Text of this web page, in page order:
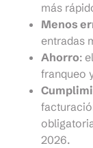
más
Menos
entradas
Ahorro:
franqueo
2026.